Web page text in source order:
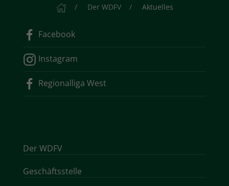
StartseiteDer WDFV Aktuelles
Facebook
Instagram
Regionalliga West
Der WDFV
Geschäftsstelle